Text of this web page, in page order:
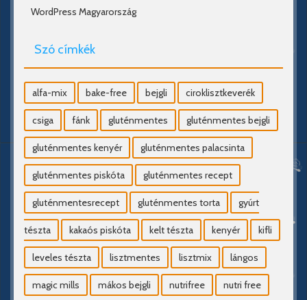
WordPress Magyarország
Szó címkék
alfa-mix bake-free bejgli ciroklisztkeverék
csiga fánk gluténmentes gluténmentes bejgli
gluténmentes kenyér gluténmentes palacsinta
gluténmentes piskóta gluténmentes recept
gluténmentesrecept gluténmentes torta gyúrt
tészta kakaós piskóta kelt tészta kenyér kifli
leveles tészta lisztmentes lisztmix lángos
magic mills mákos bejgli nutrifree nutri free